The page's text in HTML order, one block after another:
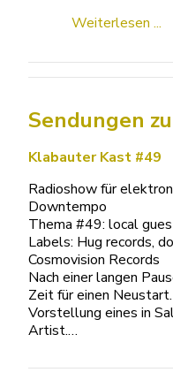
Weiterlesen ...
Sendungen
Klabauter Kast #49
Radioshow für
Downtempo
Thema #49: local
Labels: Hug records,
Cosmovision Records
Nach einer langen
Zeit für einen
Vorstellung eines in
Artist.…